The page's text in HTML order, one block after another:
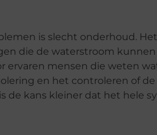
is slecht onderhoud.
die de waterstroom
mensen die weten
en het controleren of
de kans kleiner dat het hele